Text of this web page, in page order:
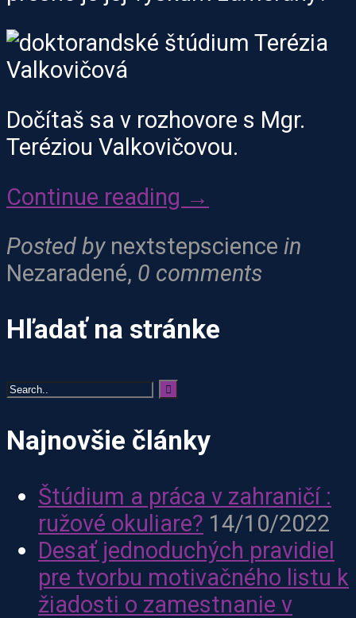
Dočítaš sa v rozhovore s Mgr.
Teréziou Valkovičovou.
Continue reading →
Posted by nextstepscience in
Nezaradené, 0 comments
Hľadať na stránke
Najnovšie články
​​​​Štúdium a práca v zahraničí :
ružové okuliare? 14/10/2022
Desať jednoduchých pravidiel
pre tvorbu motivačného listu k
žiadosti o zamestnanie v